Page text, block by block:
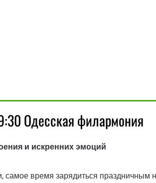
Одесская филармония
и искренних эмоций
самое время зарядиться